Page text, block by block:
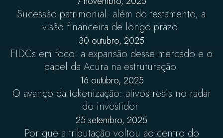
Sucessão patrimonial: além do testamento, a
visão financeira de longo prazo
30 outubro, 2025
FIDCs em foco: a expansão desse mercado e o
papel da Acura na estruturação
16 outubro, 2025
O avanço da tokenização: ativos reais no radar
do investidor
25 setembro, 2025
Por que a tributação voltou ao centro do